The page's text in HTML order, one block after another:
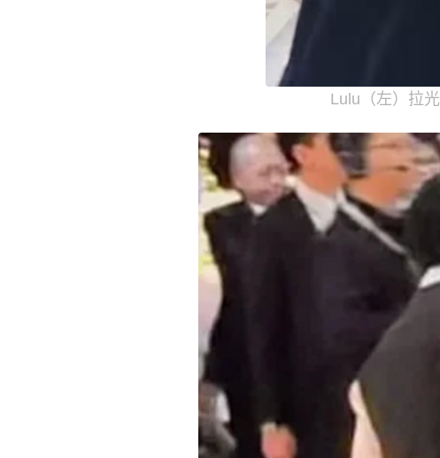
Lulu（左）拉